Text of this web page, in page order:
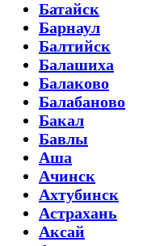
Батайск
Барнаул
Балтийск
Балашиха
Балаково
Балабаново
Бакал
Бавлы
Аша
Ачинск
Ахтубинск
Астрахань
Аксай